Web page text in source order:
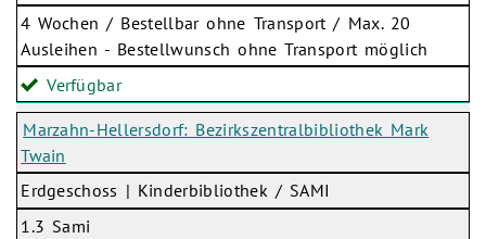
4 Wochen / Bestellbar ohne Transport / Max. 20
Ausleihen - Bestellwunsch ohne Transport möglich
Verfügbar
Marzahn-Hellersdorf: Bezirkszentralbibliothek Mark
Twain
Erdgeschoss | Kinderbibliothek / SAMI
1.3 Sami